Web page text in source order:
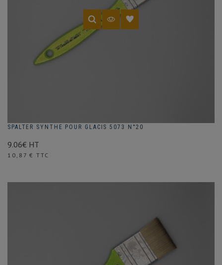
SPALTER SYNTHE POUR GLACIS 5073 N°20
9.06€ HT
Prix
10,87 € TTC